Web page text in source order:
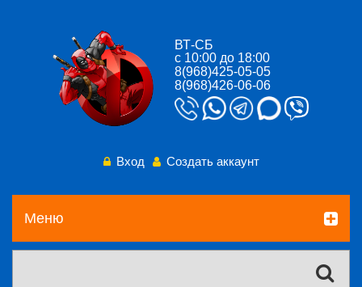
ВТ-СБ
с 10:00 до 18:00
8(968)425-05-05
8(968)426-06-06
Вход Создать аккаунт
Меню